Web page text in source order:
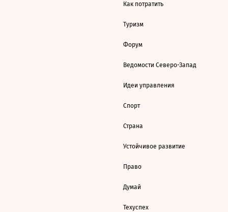
Как потратить
Туризм
Форум
Ведомости Северо-Запад
Идеи управления
Спорт
Страна
Устойчивое развитие
Право
Думай
Техуспех